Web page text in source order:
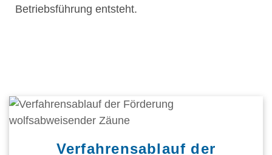
Betriebsführung entsteht.
Verfahrensablauf der